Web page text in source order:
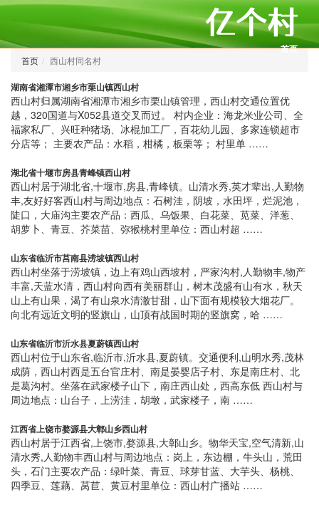
首页
首页 西山村同名村
湖南省湘潭市湘乡市栗山镇西山村
西山村归属湖南省湘潭市湘乡市栗山镇管理，西山村交通位置优
越，320国道与X052县道交叉而过。 村内企业：海龙米业公司、全
福家私厂、兴旺种猪场、冰棍加工厂，百花幼儿园、多家连锁超市
分店等； 主要农产品：水稻，柑橘，板栗等； 村里单 ……
湖北省十堰市房县青峰镇西山村
西山村居于湖北省,十堰市,房县,青峰镇。山清水秀,英才辈出,人勤物
丰,友好好客西山村与周边地点：石树洼，阴坡，水田坪，烂泥池，
陡口，大庙沟主要农产品：西瓜、乌饭果、白花菜、苋菜、洋葱、
胡萝卜、青豆、芥菜苗、弥猴桃村里单位：西山村超 ……
山东省临沂市莒南县涝坡镇西山村
西山村坐落于涝坡镇，边上有鸡山西坡村，严家沟村,人勤物丰,物产
丰富,天蓝水清，西山村向西有美丽群山，树木茂盛有山有水，秋天
山上有山果，渴了有山泉水清澈甘甜，山下面有规模较大烟花厂。
向北有远近文明的竖旗山，山顶有战国时期的竖旗窝，哈 ……
山东省临沂市沂水县夏蔚镇西山村
西山村位于山东省,临沂市,沂水县,夏蔚镇。交通便利,山明水秀,茂林
成荫，西山村西是五台官庄村、南是晏婴店子村、东是南庄村、北
是葛沟村。坐落在武家楼子山下，南庄西山处，西高东低 西山村与
周边地点：山台子，上涝洼，胡墩，武家楼子，南 ……
江西省上饶市婺源县大鄣山乡西山村
西山村居于江西省,上饶市,婺源县,大鄣山乡。物华天宝,空气清新,山
清水秀,人勤物丰西山村与周边地点：岗上，东边棚，牛头山，荒田
头，石门主要农产品：绿叶菜、青豆、球芽甘蓝、大芋头、杨桃、
四季豆、莲藕、莴苣、黄豆村里单位：西山村广播站 ……